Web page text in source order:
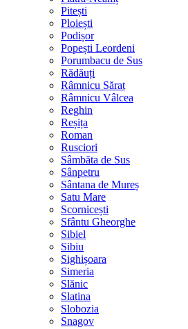
Pitești
Ploiești
Podișor
Popești Leordeni
Porumbacu de Sus
Rădăuți
Râmnicu Sărat
Râmnicu Vâlcea
Reghin
Reșița
Roman
Rusciori
Sâmbăta de Sus
Sânpetru
Sântana de Mureș
Satu Mare
Scornicești
Sfântu Gheorghe
Sibiel
Sibiu
Sighișoara
Simeria
Slănic
Slatina
Slobozia
Snagov